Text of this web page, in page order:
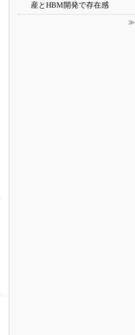
産とHBM開発で存在感
≫